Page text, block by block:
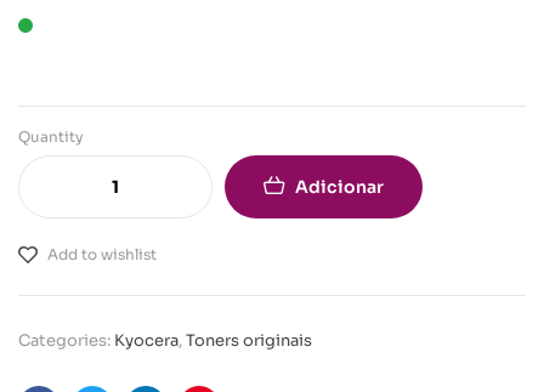
Quantity
Adicionar
Add to wishlist
Categories: Kyocera,Toners originais